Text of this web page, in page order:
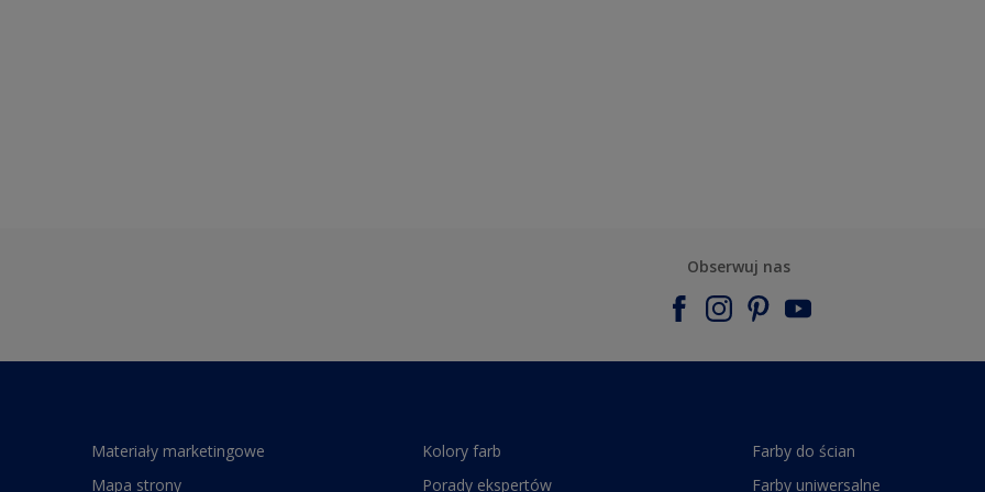
Obserwuj nas
Materiały marketingowe
Mapa strony
Kolory farb
Porady ekspertów
Farby do ścian
Farby uniwersalne